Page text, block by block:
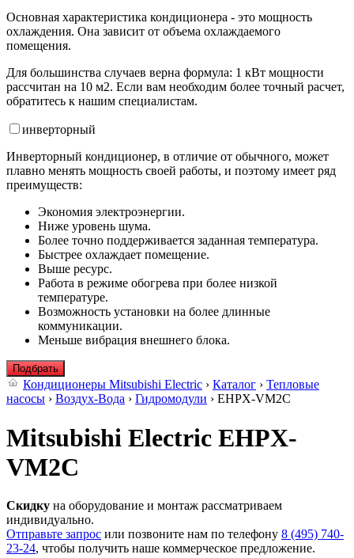
Основная характеристика кондиционера - это мощность
охлаждения. Она зависит от объема охлаждаемого
помещения.
Для большинства случаев верна формула: 1 кВт мощности
рассчитан на 10 м2. Если вам необходим более точный расчет,
обратитесь к нашим специалистам.
инверторный
Инверторный кондиционер, в отличие от обычного, может
плавно менять мощность своей работы, и поэтому имеет ряд
преимуществ:
Экономия электроэнергии.
Ниже уровень шума.
Более точно поддерживается заданная температура.
Быстрее охлаждает помещение.
Выше ресурс.
Работа в режиме обогрева при более низкой
температуре.
Возможность установки на более длинные
коммуникации.
Меньше вибрация внешнего блока.
Подбрать
Кондиционеры Mitsubishi Electric › Каталог › Тепловые
насосы › Воздух-Вода › Гидромодули › EHPX-VM2C
Mitsubishi Electric EHPX-
VM2C
Скидку на оборудование и монтаж рассматриваем
индивидуально.
Отправьте запрос или позвоните нам по телефону 8 (495) 740-
23-24, чтобы получить наше коммерческое предложение.